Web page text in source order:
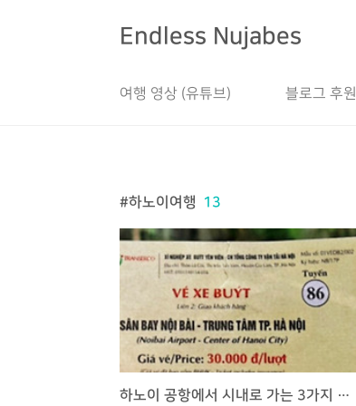
Endless Nujabes
여행 영상 (유튜브) 블로그 후원
하노이여행 13
하노이 공항에서 시내로 가는 3가지 방법, 비용 (택시, 버스, 밴)